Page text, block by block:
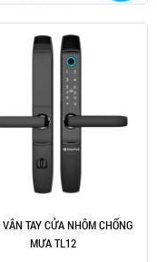
TAY CỬA NHÔM CHỐNG
MƯA TL12